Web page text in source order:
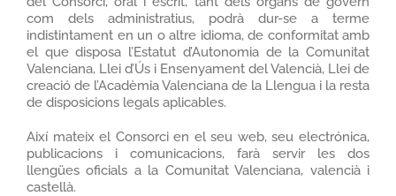
com dels administratius, podrà dur-se a terme
indistintament en un o altre idioma, de conformitat amb
el que disposa l’Estatut d’Autonomia de la Comunitat
Valenciana, Llei d’Ús i Ensenyament del Valencià, Llei de
creació de l’Acadèmia Valenciana de la Llengua i la resta
de disposicions legals aplicables.
Així mateix el Consorci en el seu web, seu electrónica,
publicacions i comunicacions, farà servir les dos
llengües oficials a la Comunitat Valenciana, valencià i
castellà.